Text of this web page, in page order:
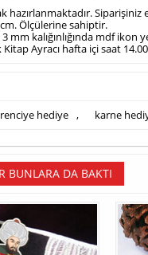
hazırlanmaktadır. Siparişiniz
cm. Ölçülerine sahiptir.
mm kalığınlığında mdf ikon
Kitap Ayracı hafta içi saat
hediye , karne
BUNLARA DA BAKTI